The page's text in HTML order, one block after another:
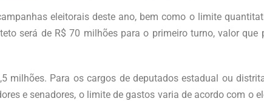
eleitorais deste ano, bem como o limite
será de R$ 70 milhões para o primeiro turno, valor que
milhões. Para os cargos de deputados estadual ou
e senadores, o limite de gastos varia de acordo com o